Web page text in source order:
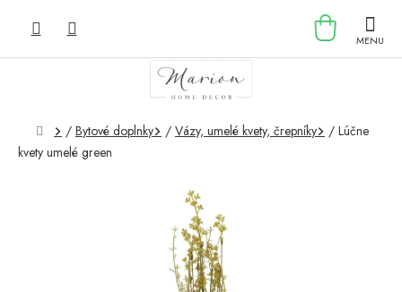
KOŠÍK
Domov
/ Bytové doplnky / Vázy, umelé kvety, črepníky / Lúčne
kvety umelé green